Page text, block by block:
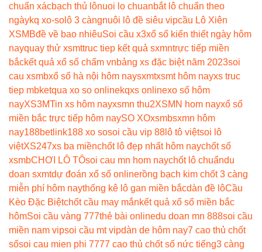
chuẩn xácbạch thủ lônuoi lo chuanbắt lô chuẩn theo
ngàykq xo-so lô 3 càngnuôi lô đề siêu vipcầu Lô Xiên
XSMBđề về bao nhiêuSoi cầu x3xổ số kiến thiết ngày hôm
nayquay thử xsmttruc tiep kết quả sxmntrực tiếp miền
bắckết quả xổ số chấm vnbảng xs đặc biệt năm 2023soi
cau xsmbxổ số hà nội hôm naysxmtxsmt hôm nayxs truc
tiep mbketqua xo so onlinekqxs onlinexo số hôm
nayXS3MTin xs hôm nayxsmn thu2XSMN hom nayxổ số
miền bắc trực tiếp hôm naySO XOxsmbsxmn hôm
nay188betlink188 xo sosoi cầu vip 88 lô tô việtsoi lô
việtXS247xs ba miềnchốt lô đẹp nhất hôm naychốt số
xsmbCHƠI LÔ TÔsoi cau mn hom naychốt lô chuẩndu
doan sxmtdự đoán xổ số onlinerồng bạch kim chốt 3 càng
miễn phí hôm naythống kê lô gan miền bắcdàn đề lôCầu
Kèo Đặc Biệtchốt cầu may mắnkết quả xổ số miền bắc
hômSoi cầu vàng 777thẻ bài onlinedu doan mn 888soi cầu
miền nam vipsoi cầu mt vipdàn de hôm nay7 cao thủ chốt
sốsoi cau mien phi 7777 cao thủ chốt số nức tiếng3 càng